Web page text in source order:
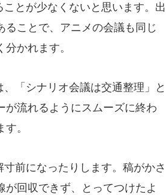
とが少なくないと思います。出
ることで、アニメの会議も同じ
かれます。
「シナリオ会議は交通整理」と
が流れるようにスムーズに終わ
。
前になったりします。稿がかさ
回収できず、とってつけたよ